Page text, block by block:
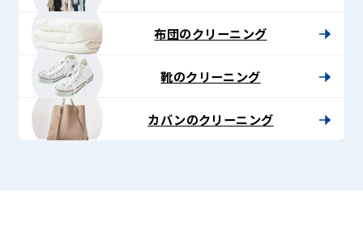
布団のクリーニング
靴のクリーニング
カバンのクリーニング